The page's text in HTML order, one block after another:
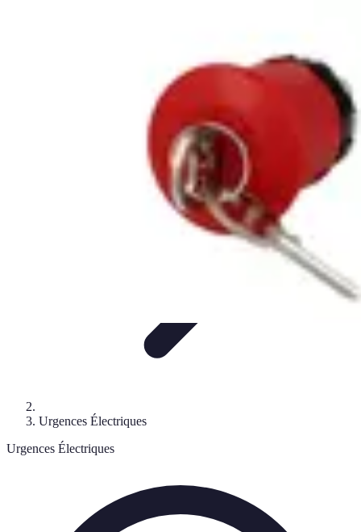
Urgences Électriques
Urgences Électriques